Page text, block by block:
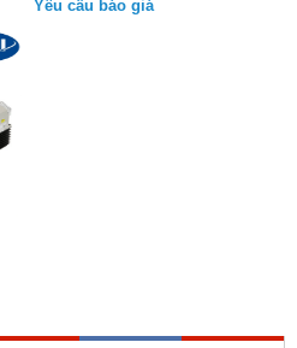
Yêu cầu báo giá